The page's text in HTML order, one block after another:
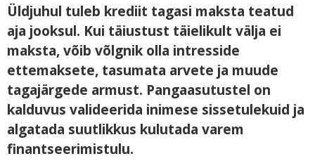
Üldjuhul tuleb krediit tagasi maksta teatud
aja jooksul. Kui täiustust täielikult välja ei
maksta, võib võlgnik olla intresside
ettemaksete, tasumata arvete ja muude
tagajärgede armust. Pangaasutustel on
kalduvus valideerida inimese sissetulekuid ja
algatada suutlikkus kulutada varem
finantseerimistulu.